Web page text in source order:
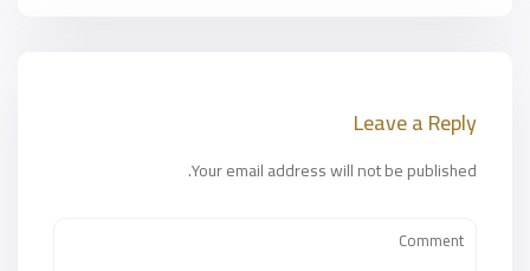
Leave a Reply
Your email address will not be published.